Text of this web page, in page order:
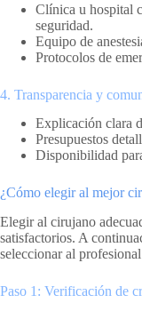
Clínica u hospital
seguridad.
Equipo de
Protocolos de
4. Transparencia y
Explicación clara
Presupuestos
Disponibilidad
¿Cómo elegir al mejor
Elegir al cirujano
satisfactorios. A
seleccionar al
Paso 1: Verificación de